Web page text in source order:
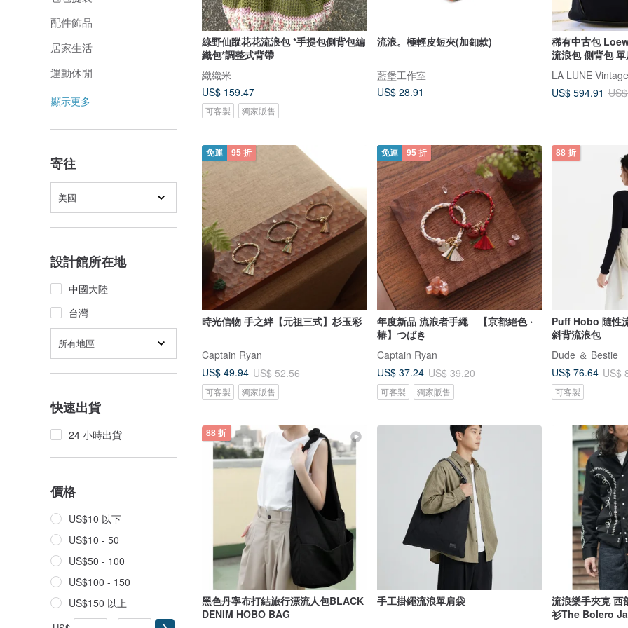
配件飾品
居家生活
運動休閒
顯示更多
寄往
美國
設計館所在地
中國大陸
台灣
所有地區
快速出貨
24 小時出貨
價格
US$10 以下
US$10 - 50
US$50 - 100
US$100 - 150
US$150 以上
綠野仙蹤花花流浪包 *手提包側背包編
織包*調整式背帶
織織米
US$ 159.47
可客製 獨家販售
流浪。極輕皮短夾(加釦款)
藍堡工作室
US$ 28.91
稀有中古包
流浪包 側背包
US$ 594.91
免運 95 折
時光信物 手之絆【元祖三式】杉玉彩
Captain Ryan
US$ 49.94 US$ 52.56
可客製 獨家販售
免運 95 折
年度新品 流浪者手繩 ─【京都絕色 ‧
椿】つばき
Captain Ryan
US$ 37.24 US$ 39.20
可客製 獨家販售
88 折
Puff Hobo 隨性
斜背流浪包
Dude ＆ Bestie
US$ 76.64 US$
可客製
88 折
黑色丹寧布打結旅行漂流人包BLACK
DENIM HOBO BAG
手工掛繩流浪單肩袋
流浪樂手夾克 西
衫The Bolero